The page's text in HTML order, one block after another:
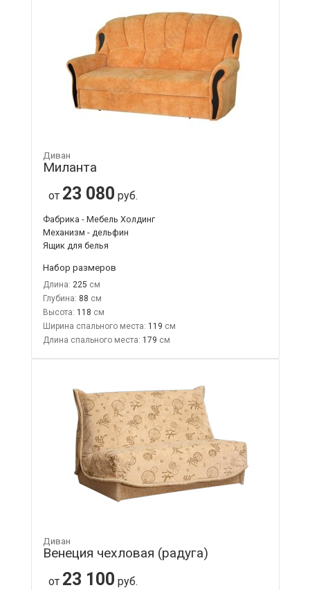
Диван
Миланта
от 23 080 руб.
Фабрика - Мебель Холдинг
Механизм - дельфин
Ящик для белья
Набор размеров
Длина: 225
Глубина: 88
Высота: 118
Ширина спального места: 119
Длина спального места: 179
Диван
Венеция чехловая (радуга)
от 23 100 руб.